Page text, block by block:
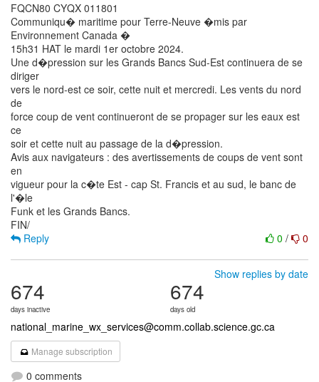
FQCN80 CYQX 011801
Communiqu� maritime pour Terre-Neuve �mis par
Environnement Canada �
15h31 HAT le mardi 1er octobre 2024.
Une d�pression sur les Grands Bancs Sud-Est continuera de se
diriger
vers le nord-est ce soir, cette nuit et mercredi. Les vents du nord
de
force coup de vent continueront de se propager sur les eaux est
ce
soir et cette nuit au passage de la d�pression.
Avis aux navigateurs : des avertissements de coups de vent sont
en
vigueur pour la c�te Est - cap St. Francis et au sud, le banc de
l'�le
Funk et les Grands Bancs.
0 / 0
Reply
Show replies by date
674
days inactive
674
days old
national_marine_wx_services@comm.collab.science.gc.ca
Manage subscription
0 comments